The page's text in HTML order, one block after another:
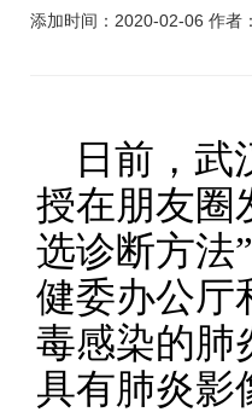
添加时间：2020-02-06 作者
日前，
授在朋友圈
选诊断方法
健委办公厅
毒感染的肺
具有肺炎影